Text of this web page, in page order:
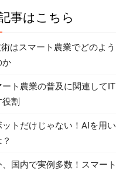
事はこちら
はスマート農業でどのよ
か
ート農業の普及に関連して
割
ットだけじゃない！AIを用
、国内で実例多数！スマー